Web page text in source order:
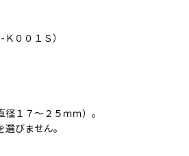
００１Ｓ）
１７〜２５ｍｍ）。
びません。